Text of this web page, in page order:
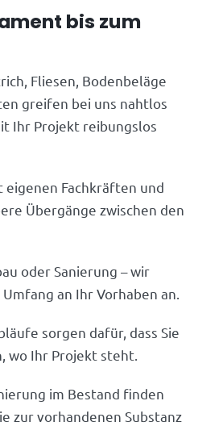
bis zum
Fliesen, Bodenbeläge
greifen bei uns nahtlos
Ihr Projekt reibungslos
Fachkräften und
Übergänge zwischen den
oder Sanierung – wir
an Ihr Vorhaben an.
sorgen dafür, dass Sie
wo Ihr Projekt steht.
im Bestand finden
zur vorhandenen Substanz